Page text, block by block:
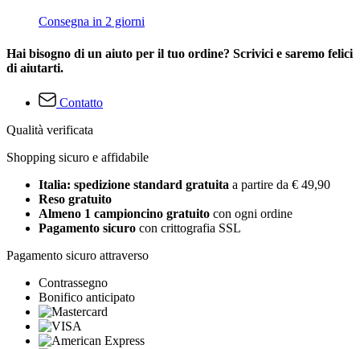
Consegna in 2 giorni
Hai bisogno di un aiuto per il tuo ordine? Scrivici e saremo felici
di aiutarti.
Contatto
Qualità verificata
Shopping sicuro e affidabile
Italia: spedizione standard gratuita a partire da € 49,90
Reso gratuito
Almeno 1 campioncino gratuito con ogni ordine
Pagamento sicuro con crittografia SSL
Pagamento sicuro attraverso
Contrassegno
Bonifico anticipato